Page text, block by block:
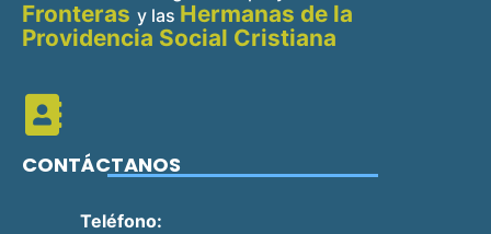
Fronteras y las Hermanas de la
Providencia Social Cristiana
CONTÁCTANOS
Teléfono: